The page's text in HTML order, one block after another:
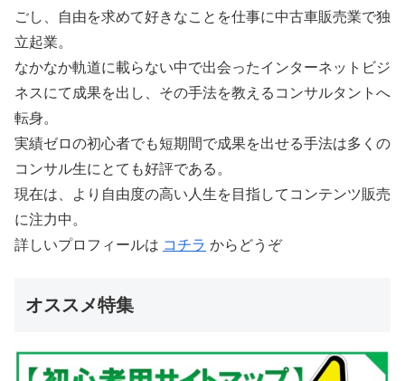
ごし、自由を求めて好きなことを仕事に中古車販売業で独
立起業。
なかなか軌道に載らない中で出会ったインターネットビジ
ネスにて成果を出し、その手法を教えるコンサルタントへ
転身。
実績ゼロの初心者でも短期間で成果を出せる手法は多くの
コンサル生にとても好評である。
現在は、より自由度の高い人生を目指してコンテンツ販売
に注力中。
詳しいプロフィールは コチラ からどうぞ
オススメ特集